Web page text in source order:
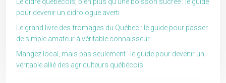
Le cidre québécois, bien plus qu’une boisson sucrée : le guide
pour devenir un cidrologue averti
Le grand livre des fromages du Québec : le guide pour passer
de simple amateur à véritable connaisseur
Mangez local, mais pas seulement : le guide pour devenir un
véritable allié des agriculteurs québécois